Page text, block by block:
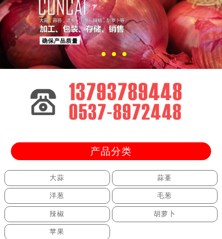
产品分类
大蒜 蒜薹
洋葱 毛葱
辣椒 胡萝卜
苹果